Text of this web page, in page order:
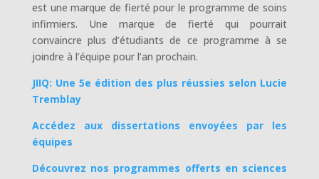
est une marque de fierté pour le programme de soins
infirmiers. Une marque de fierté qui pourrait
convaincre plus d’étudiants de ce programme à se
joindre à l’équipe pour l’an prochain.
JIIQ: Une 5e édition des plus réussies selon Lucie
Tremblay
Accédez aux dissertations envoyées par les
équipes
Découvrez nos programmes offerts en sciences